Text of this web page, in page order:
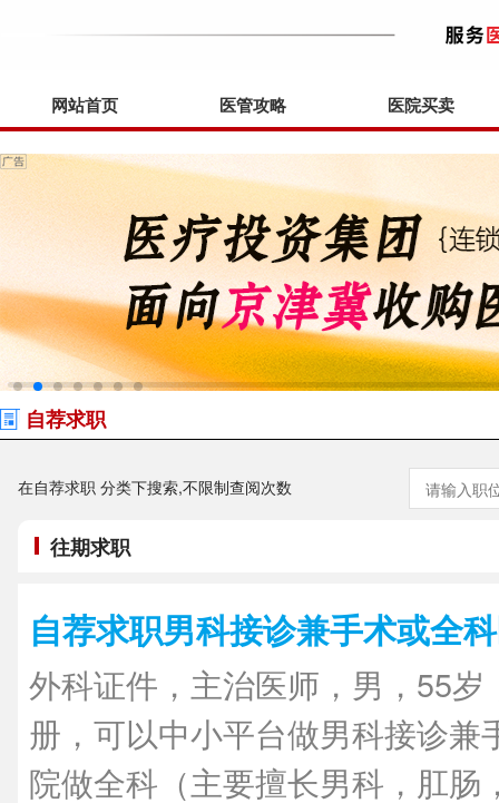
网站首页 医管攻略 医院买卖
自荐求职
在自荐求职 分类下搜索,不限制查阅次数
往期求职
自荐求职男科接诊兼手术或全
外科证件，主治医师，男，55
册，可以中小平台做男科接诊兼
院做全科（主要擅长男科，肛肠